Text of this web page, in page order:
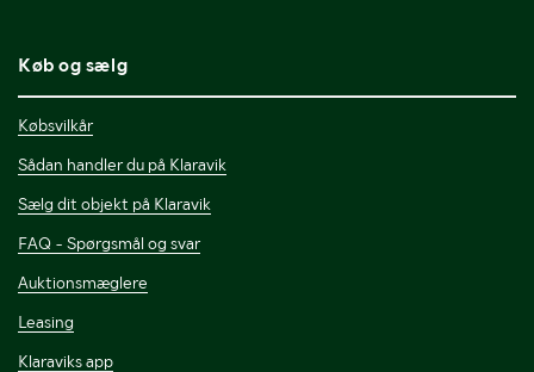
Køb og sælg
Købsvilkår
Sådan handler du på Klaravik
Sælg dit objekt på Klaravik
FAQ - Spørgsmål og svar
Auktionsmæglere
Leasing
Klaraviks app